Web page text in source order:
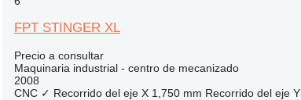
FPT STINGER XL
Precio a consultar
Maquinaria industrial - centro de mecanizado
2008
CNC ✓ Recorrido del eje X 1,750 mm Recorrido del eje Y